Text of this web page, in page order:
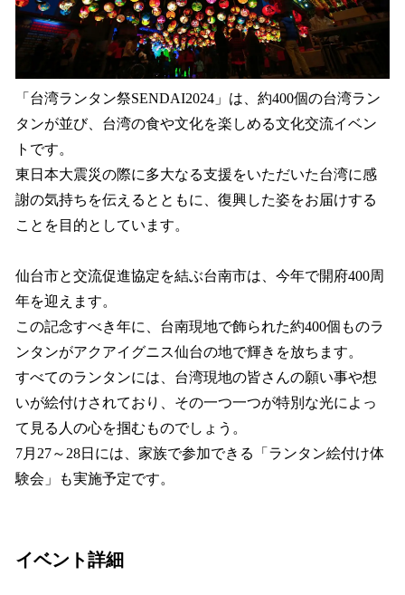
「台湾ランタン祭SENDAI2024」は、約400個の台湾ラン
タンが並び、台湾の食や文化を楽しめる文化交流イベン
トです。
東日本大震災の際に多大なる支援をいただいた台湾に感
謝の気持ちを伝えるとともに、復興した姿をお届けする
ことを目的としています。
仙台市と交流促進協定を結ぶ台南市は、今年で開府400周
年を迎えます。
この記念すべき年に、台南現地で飾られた約400個ものラ
ンタンがアクアイグニス仙台の地で輝きを放ちます。
すべてのランタンには、台湾現地の皆さんの願い事や想
いが絵付けされており、その一つ一つが特別な光によっ
て見る人の心を掴むものでしょう。
7月27～28日には、家族で参加できる「ランタン絵付け体
験会」も実施予定です。
イベント詳細